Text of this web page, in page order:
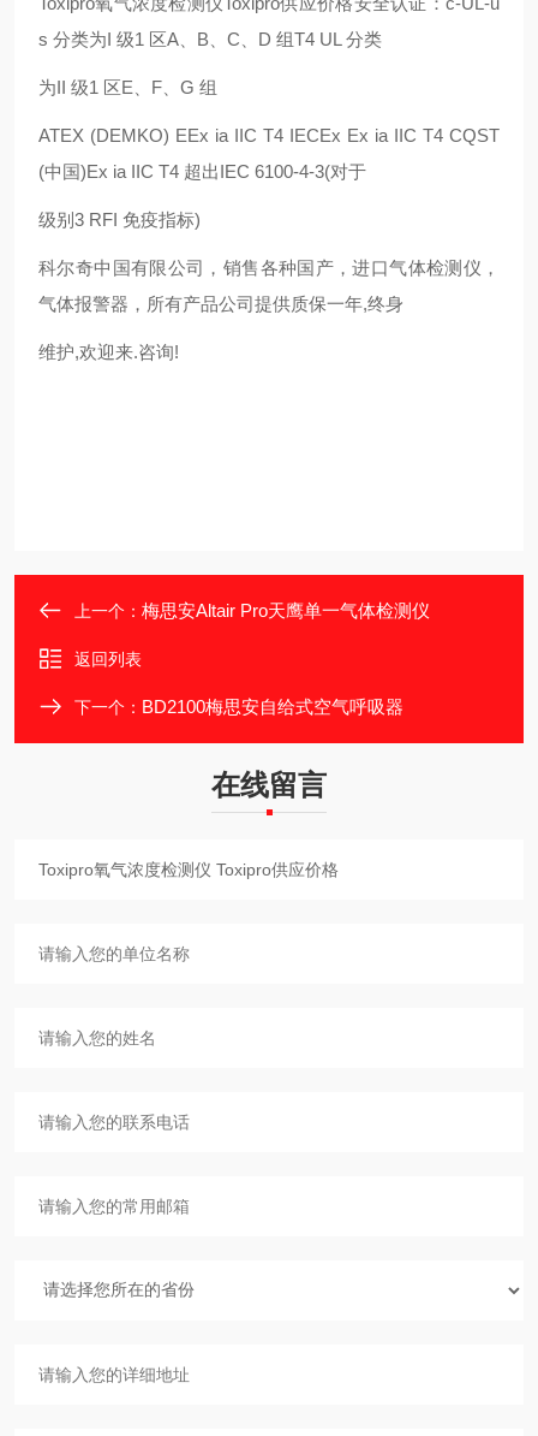
s 分类为I 级1 区A、B、C、D 组T4 UL 分类
为II 级1 区E、F、G 组
ATEX (DEMKO) EEx ia IIC T4 IECEx Ex ia IIC T4 CQST
(中国)Ex ia IIC T4 超出IEC 6100-4-3(对于
级别3 RFI 免疫指标)
科尔奇中国有限公司，销售各种国产，进口气体检测仪，
气体报警器，所有产品公司提供质保一年,终身
维护,欢迎来.咨询!
上一个： 梅思安Altair Pro天鹰单一气体检测仪
返回列表
下一个： BD2100梅思安自给式空气呼吸器
在线留言